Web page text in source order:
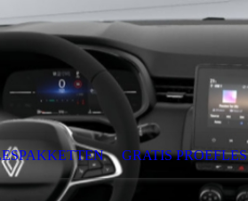
GRATIS PROEFLES